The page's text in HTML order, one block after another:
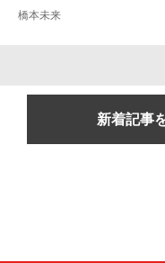
橋本未来
新着記事